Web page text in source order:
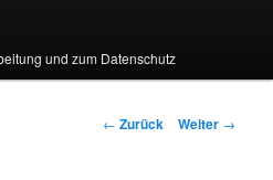
und zum Datenschutz
Beitragsnavigation
← Zurück Weiter →